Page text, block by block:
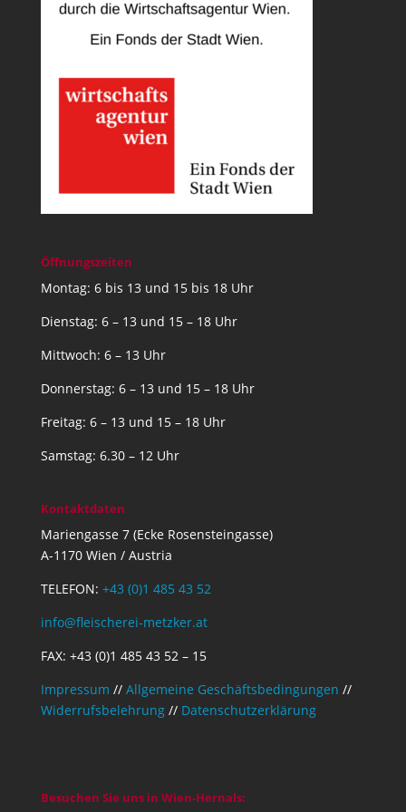
Öffnungszeiten
Montag: 6 bis 13 und 15 bis 18 Uhr
Dienstag: 6 – 13 und 15 – 18 Uhr
Mittwoch: 6 – 13 Uhr
Donnerstag: 6 – 13 und 15 – 18 Uhr
Freitag: 6 – 13 und 15 – 18 Uhr
Samstag: 6.30 – 12 Uhr
Kontaktdaten
Mariengasse 7 (Ecke Rosensteingasse)
A-1170 Wien / Austria
TELEFON: +43 (0)1 485 43 52
info@fleischerei-metzker.at
FAX: +43 (0)1 485 43 52 – 15
Impressum // Allgemeine Geschäftsbedingungen //
Widerrufsbelehrung// Datenschutzerklärung
Besuchen Sie uns in Wien-Hernals: